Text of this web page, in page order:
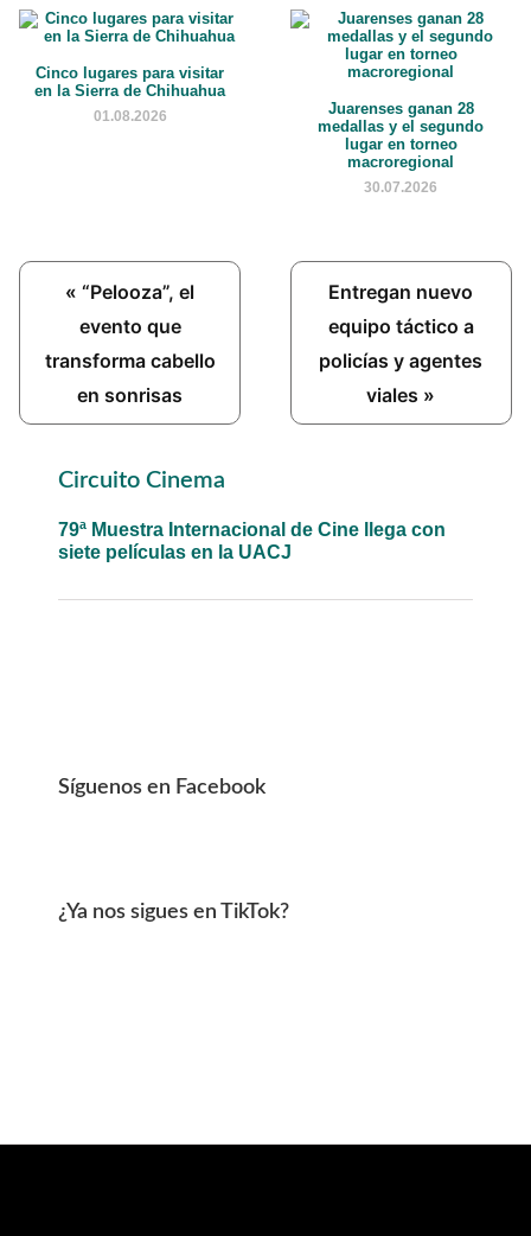
Cinco lugares para visitar
en la Sierra de Chihuahua
01.08.2026
Juarenses ganan 28
medallas y el segundo
lugar en torneo
macroregional
30.07.2026
Previous
Post:
« “Pelooza”, el
evento que
transforma cabello
en sonrisas
Next
Post:
Entregan nuevo
equipo táctico a
policías y agentes
viales »
Primary
Circuito Cinema
79ª Muestra Internacional de Cine llega con
siete películas en la UACJ
Síguenos en Facebook
¿Ya nos sigues en TikTok?